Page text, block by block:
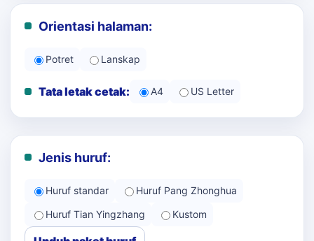
Orientasi halaman:
Potret Lanskap
Tata letak cetak: A4 US Letter
Jenis huruf:
Huruf standar
Huruf Pang Zhonghua
Huruf Tian Yingzhang
Kustom